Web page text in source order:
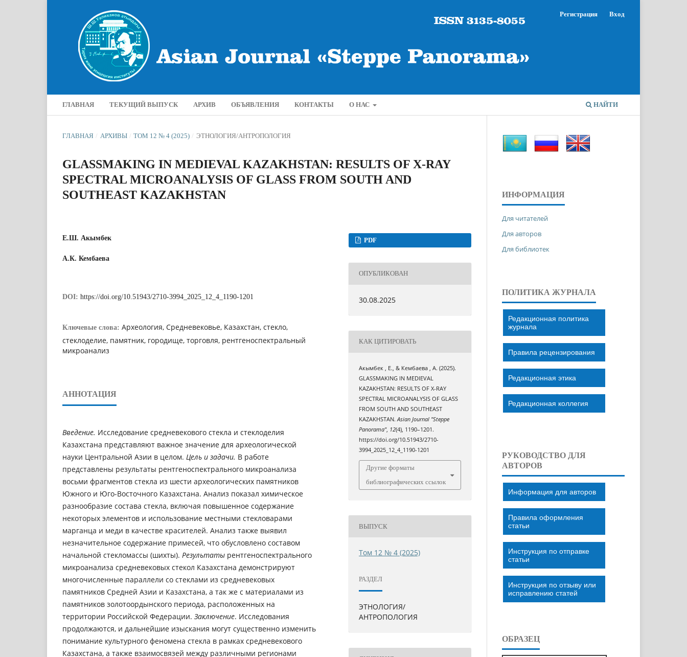
ГЛАВНАЯ ТЕКУЩИЙ ВЫПУСК АРХИВ ОБЪЯВЛЕНИЯ КОНТАКТЫ О НАС НАЙТИ
Регистрация Вход
ГЛАВНАЯ / АРХИВЫ / ТОМ 12 № 4 (2025) / ЭТНОЛОГИЯ/АНТРОПОЛОГИЯ
GLASSMAKING IN MEDIEVAL KAZAKHSTAN: RESULTS OF X-RAY
SPECTRAL MICROANALYSIS OF GLASS FROM SOUTH AND
SOUTHEAST KAZAKHSTAN
Е.Ш. Акымбек
А.К. Кембаева
DOI: https://doi.org/10.51943/2710-3994_2025_12_4_1190-1201
Ключевые слова: Археология, Средневековье, Казахстан, стекло,
стеклоделие, памятник, городище, торговля, рентгеноспектральный
микроанализ
АННОТАЦИЯ
Введение. Исследование средневекового стекла и стеклоделия
Казахстана представляют важное значение для археологической
науки Центральной Азии в целом. Цель и задачи. В работе
представлены результаты рентгеноспектрального микроанализа
восьми фрагментов стекла из шести археологических памятников
Южного и Юго-Восточного Казахстана. Анализ показал химическое
разнообразие состава стекла, включая повышенное содержание
некоторых элементов и использование местными стекловарами
марганца и меди в качестве красителей. Анализ также выявил
незначительное содержание примесей, что обусловлено составом
начальной стекломассы (шихты). Результаты рентгеноспектрального
микроанализа средневековых стекол Казахстана демонстрируют
многочисленные параллели со стеклами из средневековых
памятников Средней Азии и Казахстана, а так же с материалами из
памятников золотоордынского периода, расположенных на
территории Российской Федерации. Заключение. Исследования
продолжаются, и дальнейшие изыскания могут существенно изменить
понимание культурного феномена стекла в рамках средневекового
Казахстана, а также взаимосвязей между различными регионами
PDF
ОПУБЛИКОВАН
30.08.2025
КАК ЦИТИРОВАТЬ
Акымбек , Е., & Кембаева , А. (2025).
GLASSMAKING IN MEDIEVAL
KAZAKHSTAN: RESULTS OF X-RAY
SPECTRAL MICROANALYSIS OF GLASS
FROM SOUTH AND SOUTHEAST
KAZAKHSTAN.Asian Journal "Steppe
Panorama", 12(4), 1190–1201.
https://doi.org/10.51943/2710-
3994_2025_12_4_1190-1201
Другие форматы
библиографических ссылок
ВЫПУСК
Том 12 № 4 (2025)
РАЗДЕЛ
ЭТНОЛОГИЯ/
АНТРОПОЛОГИЯ
ИНФОРМАЦИЯ
Для читателей
Для авторов
Для библиотек
ПОЛИТИКА ЖУРНАЛА
Редакционная политика
журнала
Правила рецензирования
Редакционная этика
Редакционная коллегия
РУКОВОДСТВО ДЛЯ
АВТОРОВ
Информация для авторов
Правила оформления
статьи
Инструкция по отправке
статьи
Инструкция по отзыву или
исправлению статей
ОБРАЗЕЦ